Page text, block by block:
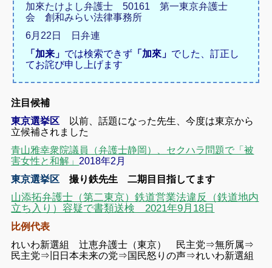
加來たけよし弁護士 50161 第一東京弁護士
会 創和みらい法律事務所
6月22日 日弁連
「加来」 では検索できず 「加來」 でした、訂正し
てお詫び申し上げます
注目候補
東京選挙区 以前、話題になった先生、今度は東京から
立候補されました
青山雅幸衆院議員（弁護士静岡）、セクハラ問題で「被
害女性と和解」 2018年2月
東京選挙区撮り鉄先生 二期目目指してます
山添拓弁護士（第二東京）鉄道営業法違反（鉄道地内
立ち入り）容疑で書類送検 2021年9月18日
比例代表
れいわ新選組 辻恵弁護士（東京） 民主党⇒無所属⇒
民主党⇒旧日本未来の党⇒国民怒りの声⇒れいわ新選組